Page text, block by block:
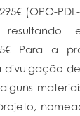
(OPO-
Para a